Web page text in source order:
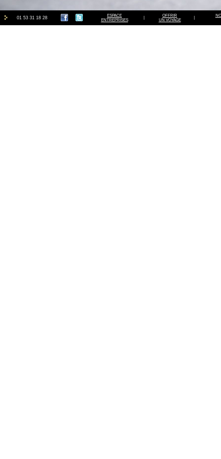
01 53 31 18 28
ESPACE
ENTREPRISES
OFFRIR
UN VOYAGE